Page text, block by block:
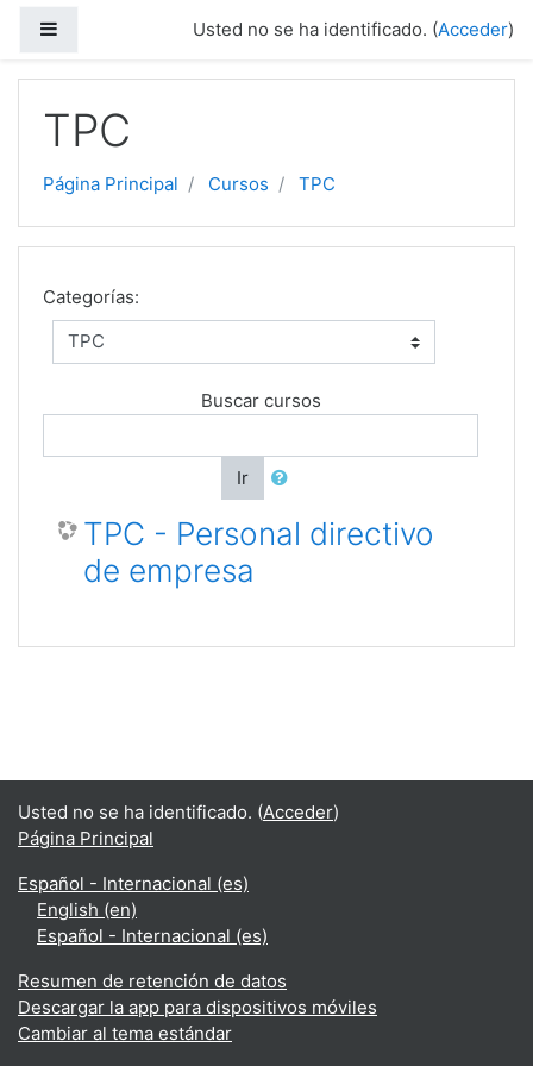
Usted no se ha identificado. (Acceder)
TPC
Página Principal Cursos TPC
Categorías:
Buscar cursos
Ir
TPC - Personal directivo
de empresa
Usted no se ha identificado. (Acceder)
Página Principal
Español - Internacional ‎(es)‎
English ‎(en)‎
Español - Internacional ‎(es)‎
Resumen de retención de datos
Descargar la app para dispositivos móviles
Cambiar al tema estándar